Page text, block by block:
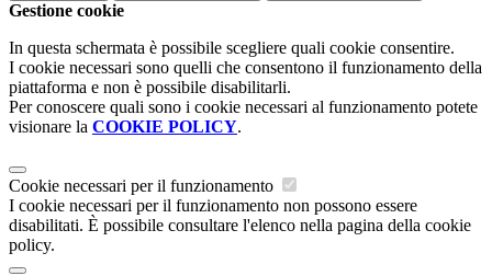
Gestione cookie
In questa schermata è possibile scegliere quali cookie consentire.
I cookie necessari sono quelli che consentono il funzionamento della
piattaforma e non è possibile disabilitarli.
Per conoscere quali sono i cookie necessari al funzionamento potete
visionare la COOKIE POLICY.
Cookie necessari per il funzionamento
I cookie necessari per il funzionamento non possono essere
disabilitati. È possibile consultare l'elenco nella pagina della cookie
policy.